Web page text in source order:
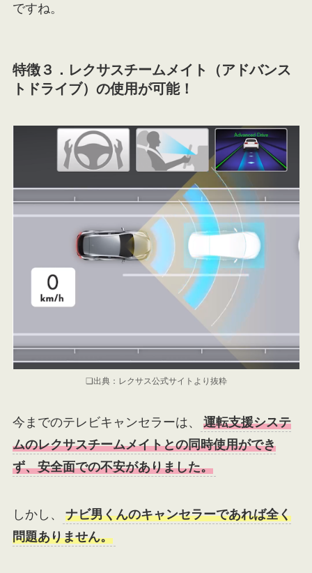
ですね。
特徴３． レクサスチームメイト（アドバンス
トドライブ）の使用が可能！
❏出典：レクサス公式サイトより抜粋
今までのテレビキャンセラーは、
運転支援システ
ムのレクサスチームメイトとの同時使用ができ
ず、安全面での不安がありました。
しかし、
ナビ男くんのキャンセラーであれば全く
問題ありません。